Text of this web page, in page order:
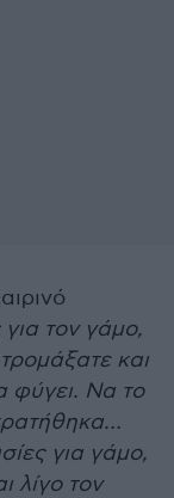
τον γάμο,
και
φύγει. Να το
για γάμο,
λίγο τον